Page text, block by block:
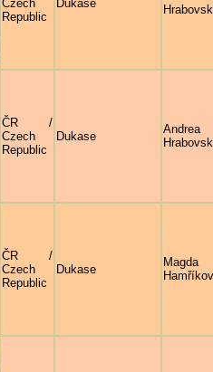
Czech
Republic
Dukase
ČR /
Czech
Republic
Dukase
Andrea
ČR /
Czech
Republic
Dukase
Magda